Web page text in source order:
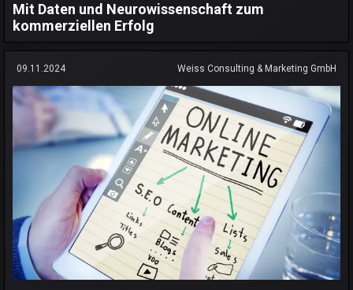
Mit Daten und Neurowissenschaft zum
kommerziellen Erfolg
09.11.2024 Weiss Consulting & Marketing GmbH